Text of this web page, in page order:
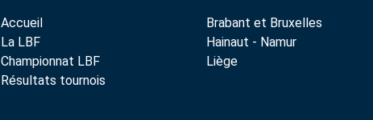
Accueil
La LBF
Championnat LBF
Résultats tournois
Brabant et Bruxelles
Hainaut - Namur
Liège